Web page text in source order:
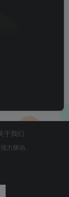
于我们
强力驱动.